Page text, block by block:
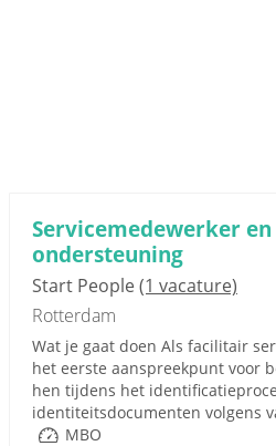
Servicemedewerker
ondersteuning
Start People(1 vacature)
Rotterdam
Wat je gaat doen Als facilitair
het eerste aanspreekpunt voor
hen tijdens het
identiteitsdocumenten volgens
MBO